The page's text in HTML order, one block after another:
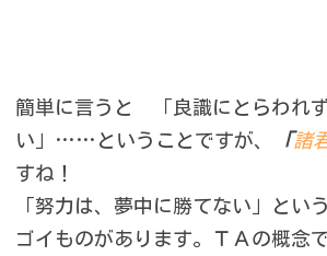
簡単に言うと　「良識にとらわれ
い」……ということですが、
「諸
すね！
「努力は、夢中に勝てない」と
ゴイものがあります。ＴＡの概念